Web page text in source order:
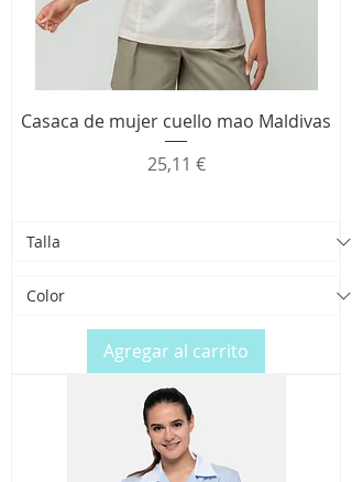
Casaca de mujer cuello mao Maldivas
Precio
25,11 €
Agregar al carrito